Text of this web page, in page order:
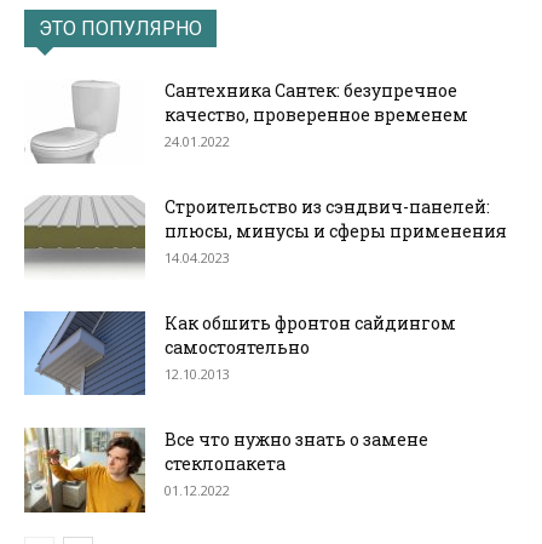
ЭТО ПОПУЛЯРНО
Сантехника Сантек: безупречное
качество, проверенное временем
24.01.2022
Строительство из сэндвич-панелей:
плюсы, минусы и сферы применения
14.04.2023
Как обшить фронтон сайдингом
самостоятельно
12.10.2013
Все что нужно знать о замене
стеклопакета
01.12.2022